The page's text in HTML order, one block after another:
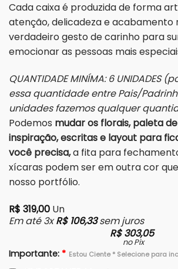
Cada caixa é produzida de forma
atenção, delicadeza e acabamento
verdadeiro gesto de carinho para
emocionar as pessoas mais
QUANTIDADE MINÍMA: 6 UNIDADES
essa quantidade entre Pais/
unidades fazemos qualquer
Podemos mudar os florais, paleta
inspiração, escritas e layout para
você precisa,a fita para
xícaras podem ser em outra cor
nosso portfólio.
R$ 319,00 Un
Em até 3xR$106,33sem juros
R$303,05
no Pix
Importante: * Estou Ciente * Selecione para